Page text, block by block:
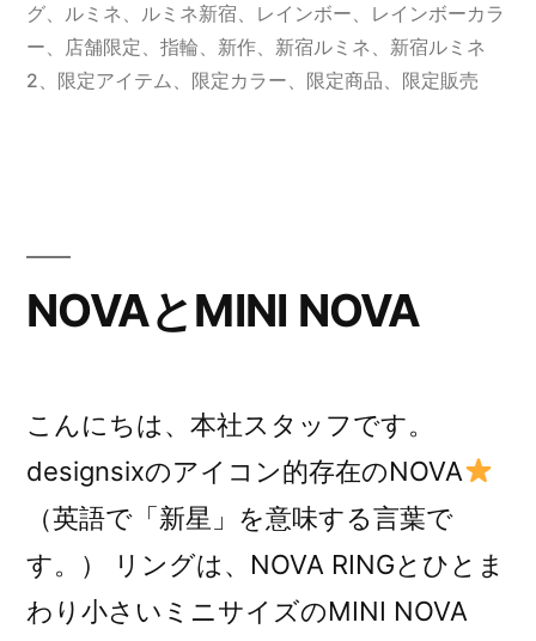
定
NOVA
ス
の
ら
の
ー:
グ、 ルミネ、 ルミネ新宿、 レインボー、
レインボーカラ
ー、 店舗限定、 指輪、 新作、 新宿ルミネ、 新宿ルミネ
2、 限定アイテム、 限定カラー、 限定商品、 限定販売
NOVAとMINI NOVA
こんにちは、本社スタッフです。
designsixのアイコン的存在のNOVA
（英語で「新星」を意味する言葉で
す。） リングは、NOVA RINGとひとま
わり小さいミニサイズのMINI NOVA